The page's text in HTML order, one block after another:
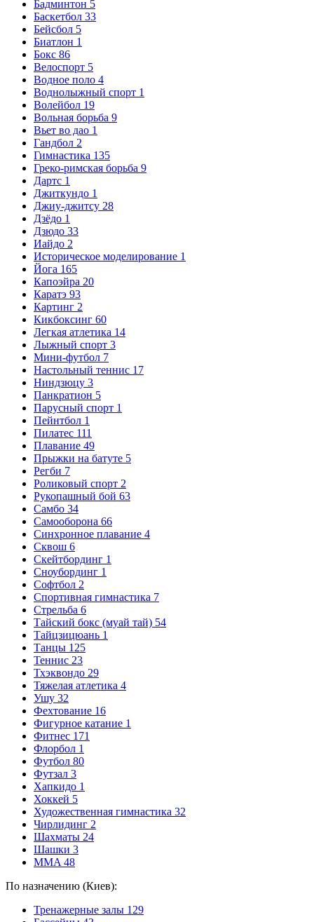
Бадминтон 5
Баскетбол 33
Бейсбол 5
Биатлон 1
Бокс 86
Велоспорт 5
Водное поло 4
Воднолыжный спорт 1
Волейбол 19
Вольная борьба 9
Вьет во дао 1
Гандбол 2
Гимнастика 135
Греко-римская борьба 9
Дартс 1
Джиткундо 1
Джиу-джитсу 28
Дзёдо 1
Дзюдо 33
Иайдо 2
Историческое моделирование 1
Йога 165
Капоэйра 20
Каратэ 93
Картинг 2
Кикбоксинг 60
Легкая атлетика 14
Лыжный спорт 3
Мини-футбол 7
Настольный теннис 17
Ниндзюцу 3
Панкратион 5
Парусный спорт 1
Пейнтбол 1
Пилатес 111
Плавание 49
Прыжки на батуте 5
Регби 7
Роликовый спорт 2
Рукопашный бой 63
Самбо 34
Самооборона 66
Синхронное плавание 4
Сквош 6
Скейтбординг 1
Сноубординг 1
Софтбол 2
Спортивная гимнастика 7
Стрельба 6
Тайский бокс (муай тай) 54
Тайцзицюань 1
Танцы 125
Теннис 23
Тхэквондо 29
Тяжелая атлетика 4
Ушу 32
Фехтование 16
Фигурное катание 1
Фитнес 171
Флорбол 1
Футбол 80
Футзал 3
Хапкидо 1
Хоккей 5
Художественная гимнастика 32
Чирлидинг 2
Шахматы 24
Шашки 3
MMA 48
По назначению (Киев):
Тренажерные залы 129